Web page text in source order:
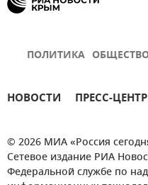
ПОЛИТИКА
НОВОСТИ ПРЕСС-ЦЕНТР
© 2026 МИА «Россия
Сетевое издание РИА
Федеральной службе по